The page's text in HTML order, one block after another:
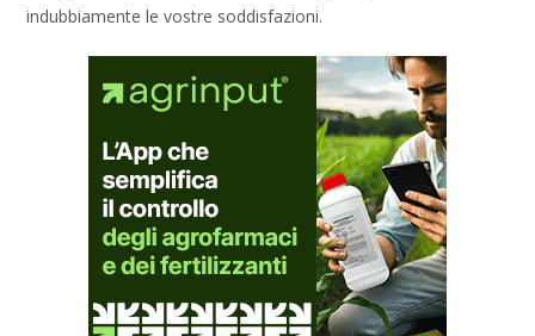
indubbiamente le vostre soddisfazioni.